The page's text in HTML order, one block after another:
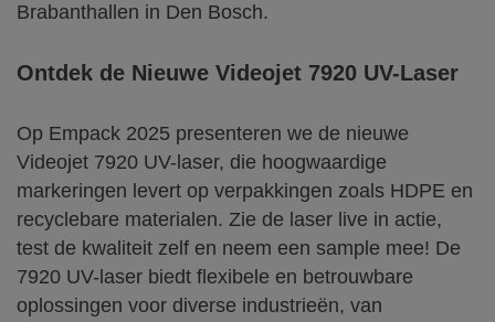
Brabanthallen in Den Bosch.
Ontdek de Nieuwe Videojet 7920 UV-Laser
Op Empack 2025 presenteren we de nieuwe
Videojet 7920 UV-laser, die hoogwaardige
markeringen levert op verpakkingen zoals HDPE en
recyclebare materialen. Zie de laser live in actie,
test de kwaliteit zelf en neem een sample mee! De
7920 UV-laser biedt flexibele en betrouwbare
oplossingen voor diverse industrieën, van